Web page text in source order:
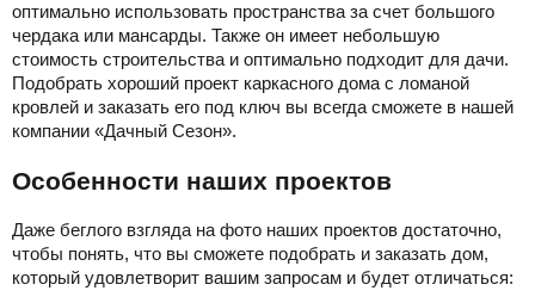
оптимально использовать пространства за счет большого
чердака или мансарды. Также он имеет небольшую
стоимость строительства и оптимально подходит для дачи.
Подобрать хороший проект каркасного дома с ломаной
кровлей и заказать его под ключ вы всегда сможете в нашей
компании «Дачный Сезон».
Особенности наших проектов
Даже беглого взгляда на фото наших проектов достаточно,
чтобы понять, что вы сможете подобрать и заказать дом,
который удовлетворит вашим запросам и будет отличаться: